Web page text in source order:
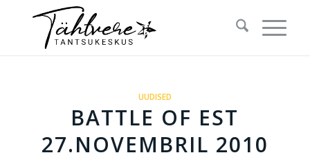
UUDISED
BATTLE OF EST
27.NOVEMBRIL 2010